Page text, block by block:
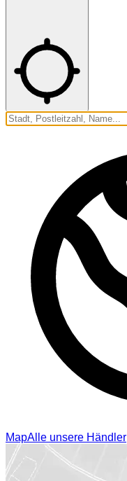
MapAlle unsere Händler